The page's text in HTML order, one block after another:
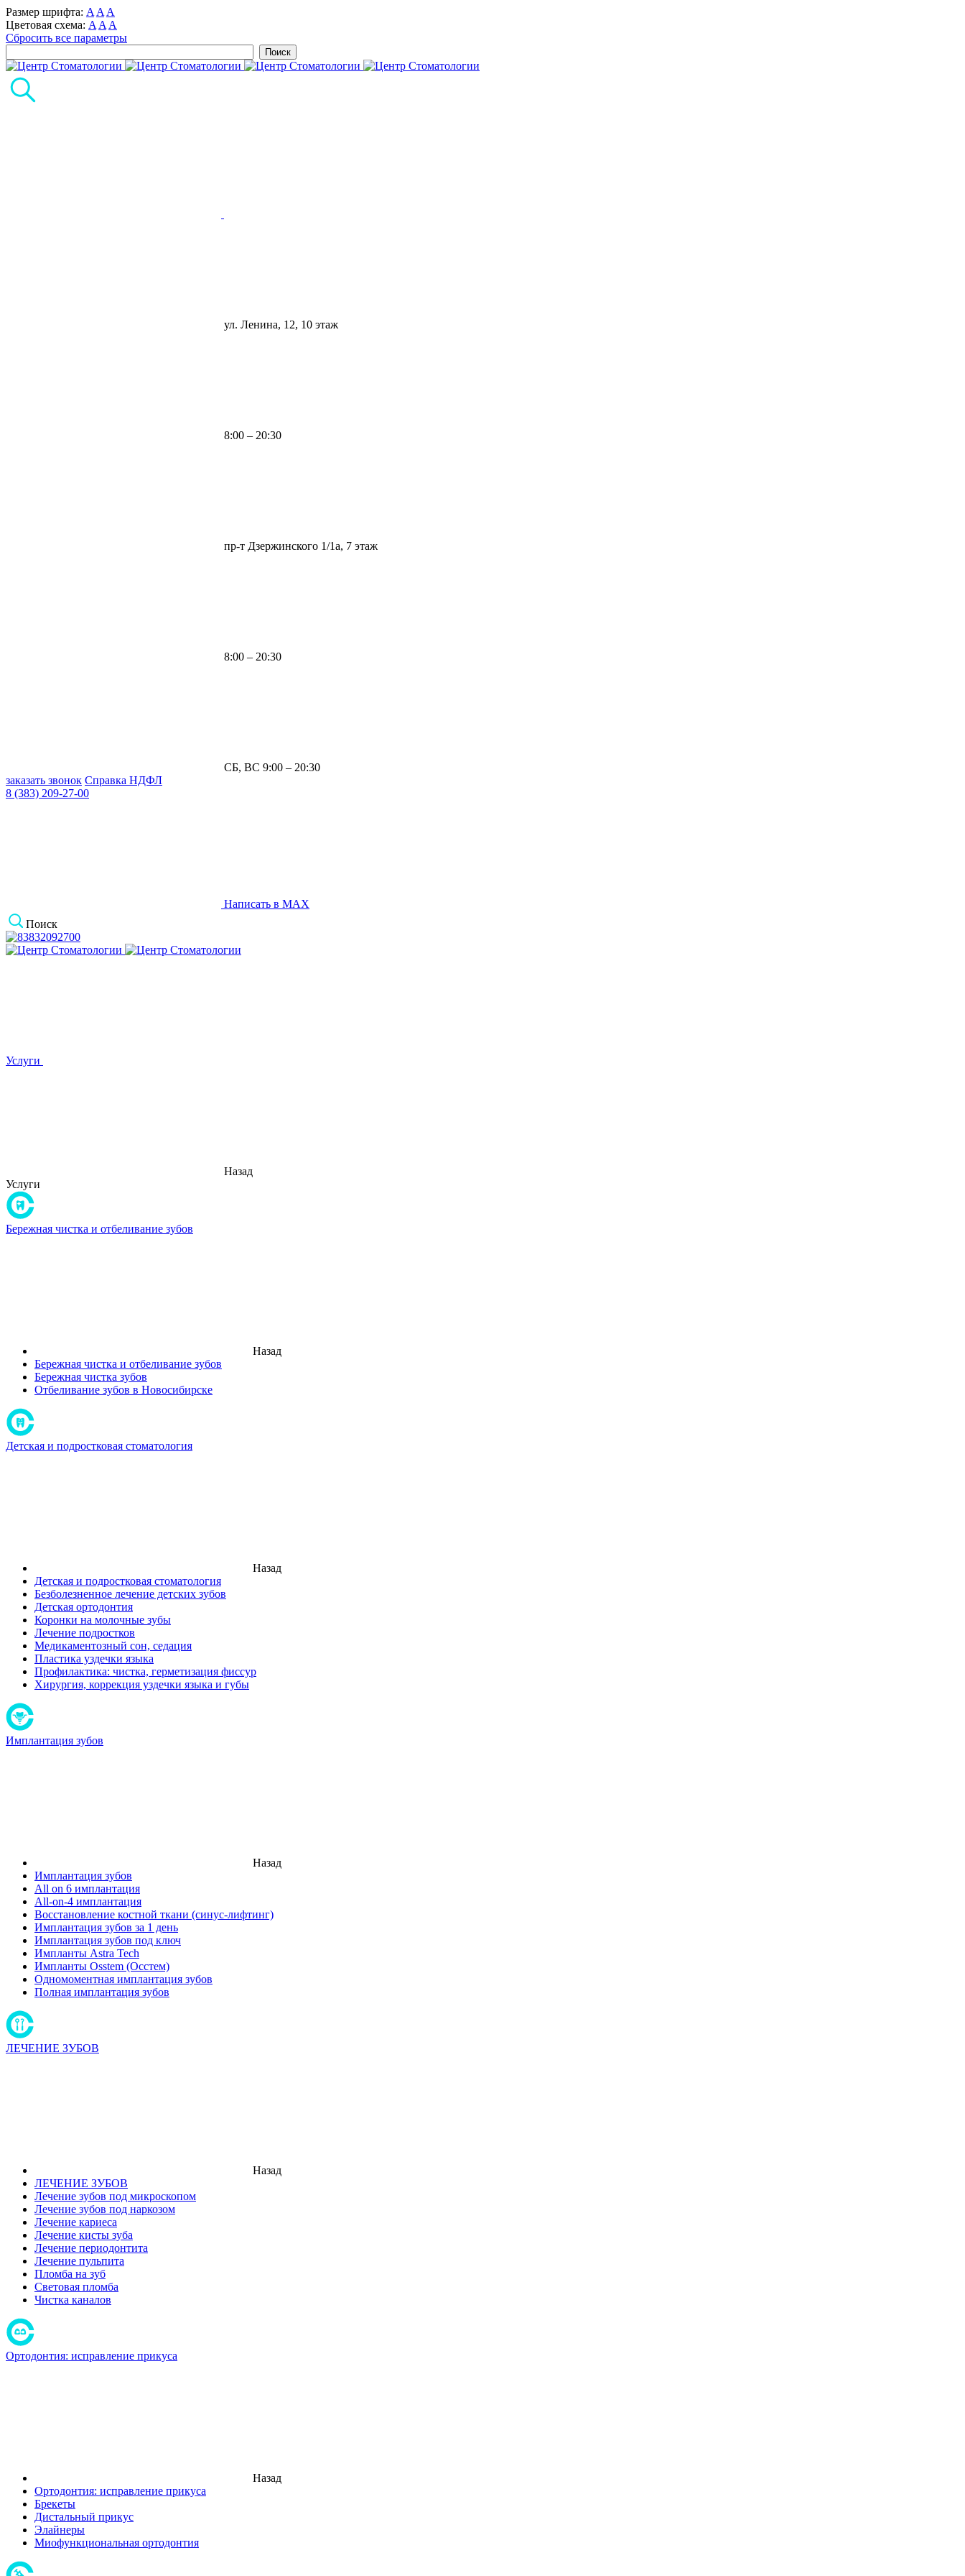
Размер шрифта: A A A
Цветовая схема: A A A
Сбросить все параметры
ул. Ленина, 12, 10 этаж
8:00 – 20:30
пр-т Дзержинского 1/1а, 7 этаж
8:00 – 20:30
СБ, ВС 9:00 – 20:30
заказать звонок Справка НДФЛ
8 (383) 209-27-00
Написать в MAX
Поиск
Услуги
Назад
Услуги
Бережная чистка и отбеливание зубов
Назад
Бережная чистка и отбеливание зубов
Бережная чистка зубов
Отбеливание зубов в Новосибирске
Детская и подростковая стоматология
Назад
Детская и подростковая стоматология
Безболезненное лечение детских зубов
Детская ортодонтия
Коронки на молочные зубы
Лечение подростков
Медикаментозный сон, седация
Пластика уздечки языка
Профилактика: чистка, герметизация фиссур
Хирургия, коррекция уздечки языка и губы
Имплантация зубов
Назад
Имплантация зубов
All on 6 имплантация
All-on-4 имплантация
Восстановление костной ткани (синус-лифтинг)
Имплантация зубов за 1 день
Имплантация зубов под ключ
Импланты Astra Tech
Импланты Osstem (Осстем)
Одномоментная имплантация зубов
Полная имплантация зубов
ЛЕЧЕНИЕ ЗУБОВ
Назад
ЛЕЧЕНИЕ ЗУБОВ
Лечение зубов под микроскопом
Лечение зубов под наркозом
Лечение кариеса
Лечение кисты зуба
Лечение периодонтита
Лечение пульпита
Пломба на зуб
Световая пломба
Чистка каналов
Ортодонтия: исправление прикуса
Назад
Ортодонтия: исправление прикуса
Брекеты
Дистальный прикус
Элайнеры
Миофункциональная ортодонтия